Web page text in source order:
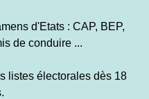
d'Etats : CAP, BEP,
de conduire ...
listes électorales dès 18